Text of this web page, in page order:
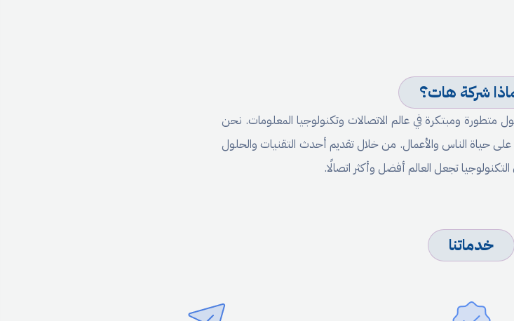
شركة هات؟
متطورة ومبتكرة في عالم الاتصالات وتكنولوجيا المعلومات. نحن
على حياة الناس والأعمال. من خلال تقديم أحدث التقنيات والحلول
تجعل العالم أفضل وأكثر اتصالًا.
خدماتنا